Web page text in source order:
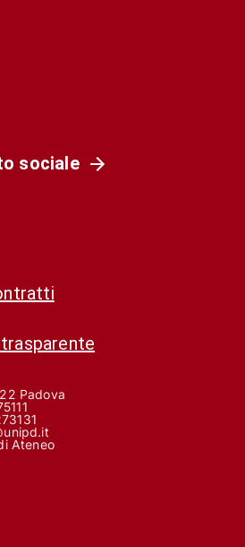
sociale
Padova
Ateneo